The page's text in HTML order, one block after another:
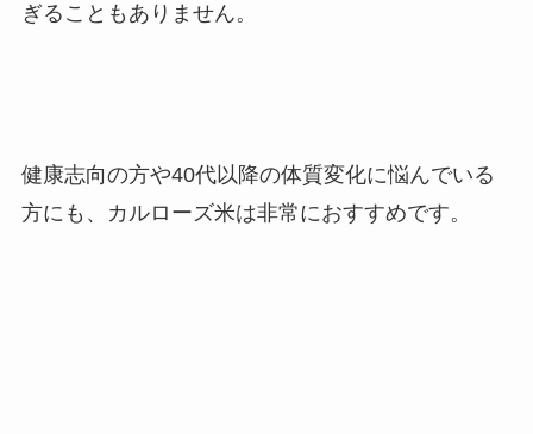
ぎることもありません。
健康志向の方や40代以降の体質変化に悩んでいる
方にも、カルローズ米は非常におすすめです。